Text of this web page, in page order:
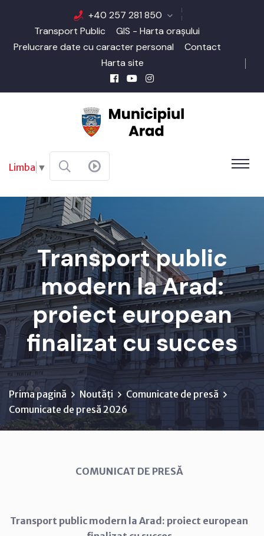
+40 257 281 850
Transport Public
GIS - Harta orașului
Prelucrare date cu caracter personal
Contact
Harta site
Limba ▼
Transport public
modern la Arad:
proiect european
finalizat cu succes
Prima pagină Noutăți
Comunicate de presă
Comunicate de presă 2026
COMUNICAT DE PRESĂ
Transport public modern la Arad: proiect european